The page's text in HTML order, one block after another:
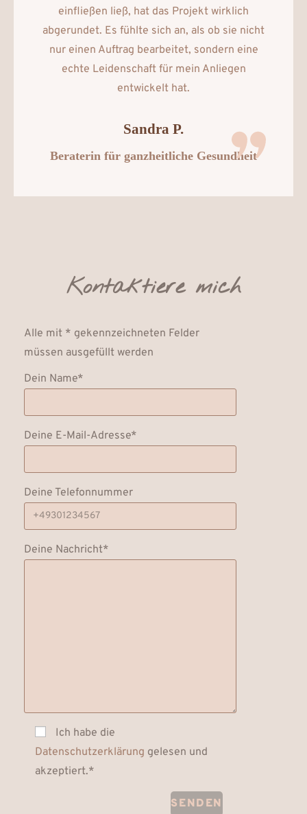
einfließen ließ, hat das Projekt wirklich
abgerundet. Es fühlte sich an, als ob sie nicht
nur einen Auftrag bearbeitet, sondern eine
echte Leidenschaft für mein Anliegen
entwickelt hat.
Sandra P.
Beraterin für ganzheitliche Gesundheit
Kontaktiere mich
Alle mit * gekennzeichneten Felder
müssen ausgefüllt werden
Dein Name*
Deine E-Mail-Adresse*
Deine Telefonnummer
Deine Nachricht*
Ich habe die
Datenschutzerklärung gelesen und
akzeptiert.*